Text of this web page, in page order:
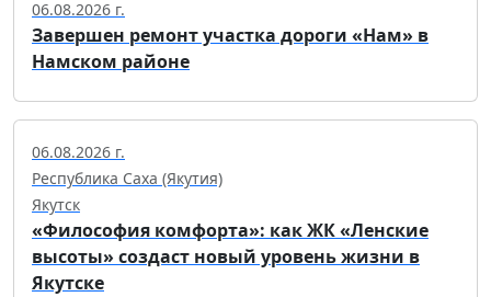
06.08.2026 г.
Завершен ремонт участка дороги «Нам» в
Намском районе
06.08.2026 г.
Республика Саха (Якутия)
Якутск
«Философия комфорта»: как ЖК «Ленские
высоты» создаст новый уровень жизни в
Якутске